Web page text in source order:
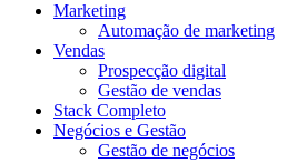
Marketing
Automação de marketing
Vendas
Prospecção digital
Gestão de vendas
Stack Completo
Negócios e Gestão
Gestão de negócios